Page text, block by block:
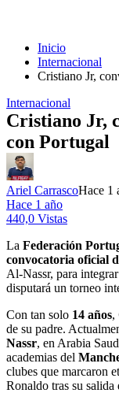
Inicio
Internacional
Cristiano Jr,
Internacional
Cristiano Jr,
con Portugal
Ariel CarrascoHace 1
Hace 1 año
440,0 Vistas
La Federación
convocatoria oficial
Al-Nassr, para
disputará un torneo
Con tan solo 14 años,
de su padre.
Nassr, en Arabia
academias del
clubes que marcaron
Ronaldo tras su